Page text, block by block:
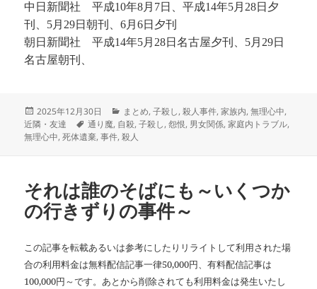
中日新聞社 平成10年8月7日、平成14年5月28日夕
刊、5月29日朝刊、6月6日夕刊
朝日新聞社 平成14年5月28日名古屋夕刊、5月29日
名古屋朝刊、
投
稿
日:
2025年12月30日
カ
テ
ゴ
まとめ,子殺し,殺人事件,家族内,無理心中,
近隣・友達
タ
グ
通り魔, 自殺,子殺し,怨恨, 男女関係,家庭内トラブル,
無理心中,死体遺棄,事件,殺人
それは誰のそばにも～いくつか
の行きずりの事件～
この記事を転載あるいは参考にしたりリライトして利用された場
合の利用料金は無料配信記事一律50,000円、有料配信記事は
100,000円～です。あとから削除されても利用料金は発生いたし